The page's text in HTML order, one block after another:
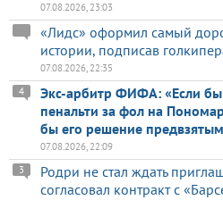
07.08.2026, 23:03
«Лидс» оформил самый
истории, подписав
07.08.2026, 22:35
Экс-арбитр ФИФА: «Если
пенальти за фол на
бы его решение
4
07.08.2026, 22:09
Родри не стал ждать
согласовал контракт с
3